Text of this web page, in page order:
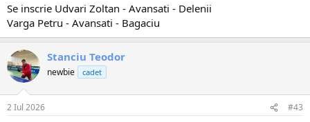
Se inscrie Udvari Zoltan - Avansati - Delenii
Varga Petru - Avansati - Bagaciu
Stanciu Teodor
newbie cadet
2 Iul 2026 #43